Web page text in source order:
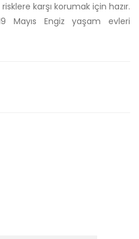
karşı korumak için hazır.
Mayıs Engiz yaşam evleri